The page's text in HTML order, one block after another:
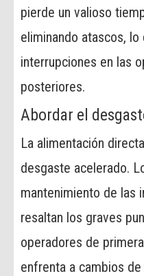
pierde un valioso
eliminando atascos,
interrupciones en las
posteriores.
Abordar el
La alimentación
desgaste acelerado.
mantenimiento de las
resaltan los graves
operadores de
enfrenta a cambios